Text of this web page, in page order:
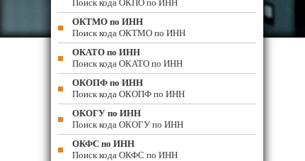
Поиск кода ОКПО по ИНН
ОКТМО по ИНН
Поиск кода ОКТМО по ИНН
ОКАТО по ИНН
Поиск кода ОКАТО по ИНН
ОКОПФ по ИНН
Поиск кода ОКОПФ по ИНН
ОКОГУ по ИНН
Поиск кода ОКОГУ по ИНН
ОКФС по ИНН
Поиск кода ОКФС по ИНН